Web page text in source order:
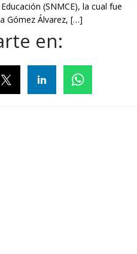
(SNMCE), la cual fue
Gómez Álvarez, […]
en: